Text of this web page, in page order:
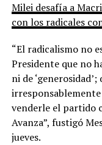
Milei desafía a
con los radicales
“El radicalismo no
Presidente que no
ni de
venderle el partido
Avanza”, fustigó
jueves.